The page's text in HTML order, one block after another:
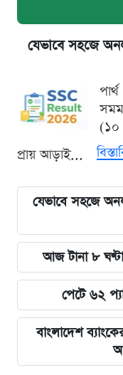
যেভাবে সহজে
(১০
প্রায় আড়াই...
যেভাবে সহজে
আজ টানা ৮
পেটে ৬২
বাংলাদেশ